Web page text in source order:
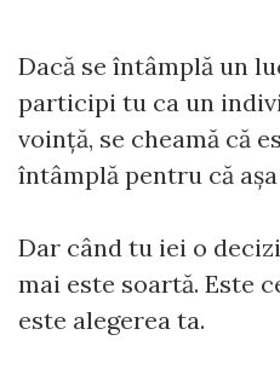
Dacă se întâmplă un
participi tu ca un
voință, se cheamă că
întâmplă pentru că
Dar când tu iei o
mai este soartă. Este
este alegerea ta.